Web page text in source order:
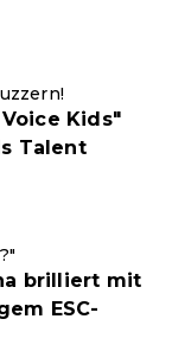
Kids"
Talent
brilliert mit
ESC-